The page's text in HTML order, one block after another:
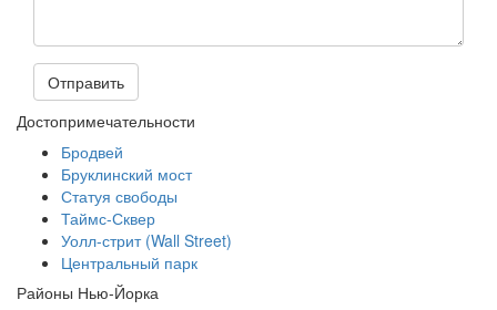
Отправить
Достопримечательности
Бродвей
Бруклинский мост
Статуя свободы
Таймс-Сквер
Уолл-стрит (Wall Street)
Центральный парк
Районы Нью-Йорка